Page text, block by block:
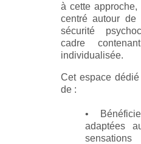
à cette
centré autour de
sécurité
cadre
individualisée.
Cet espace
de :
•
adaptées